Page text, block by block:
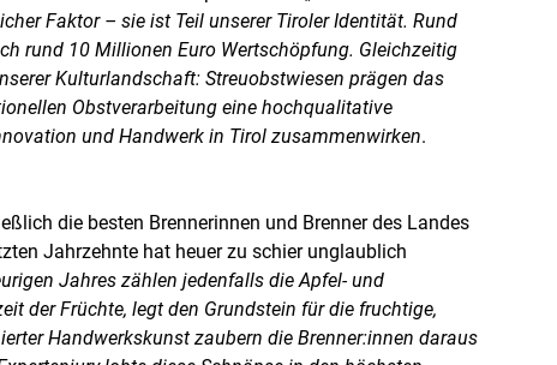
Faktor – sie ist Teil unserer Tiroler Identität. Rund
rund 10 Millionen Euro Wertschöpfung. Gleichzeitig
Kulturlandschaft: Streuobstwiesen prägen das
Obstverarbeitung eine hochqualitative
und Handwerk in Tirol zusammenwirken.
die besten Brennerinnen und Brenner des Landes
Jahrzehnte hat heuer zu schier unglaublich
Jahres zählen jedenfalls die Apfel- und
der Früchte, legt den Grundstein für die fruchtige,
Handwerkskunst zaubern die Brenner:innen daraus